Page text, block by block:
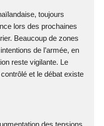
toujours
lors des prochaines
Beaucoup de zones
de l’armée, en
reste vigilante. Le
et le débat existe
des tensions